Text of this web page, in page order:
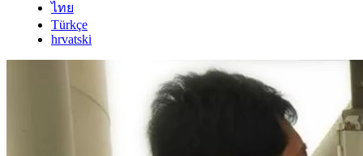
ไทย
Türkçe
hrvatski